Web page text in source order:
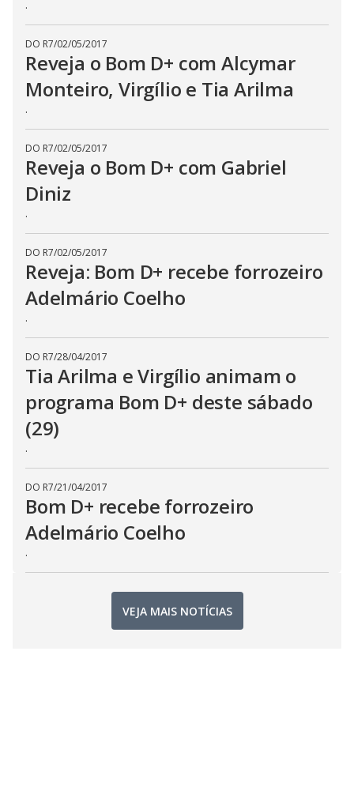
.
DO R7/02/05/2017
Reveja o Bom D+ com Alcymar
Monteiro, Virgílio e Tia Arilma
.
DO R7/02/05/2017
Reveja o Bom D+ com Gabriel
Diniz
.
DO R7/02/05/2017
Reveja: Bom D+ recebe forrozeiro
Adelmário Coelho
.
DO R7/28/04/2017
Tia Arilma e Virgílio animam o
programa Bom D+ deste sábado
(29)
.
DO R7/21/04/2017
Bom D+ recebe forrozeiro
Adelmário Coelho
.
VEJA MAIS NOTÍCIAS